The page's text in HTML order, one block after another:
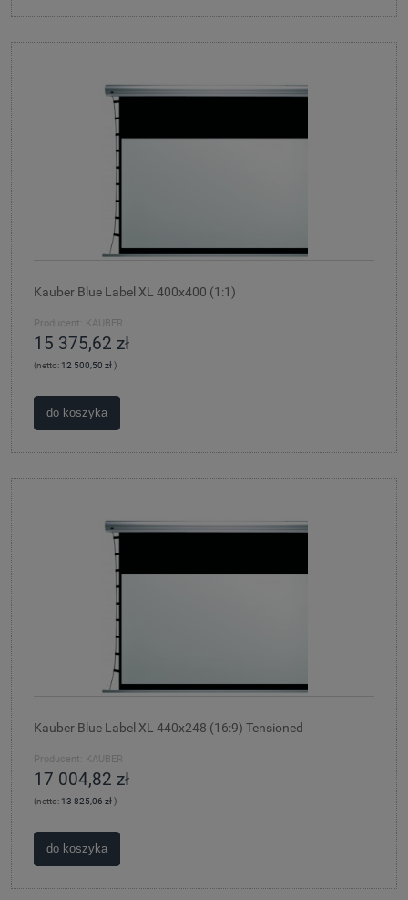
Kauber Blue Label XL 400x400 (1:1)
Producent: KAUBER
15 375,62 zł
(netto: 12 500,50 zł)
do koszyka
Kauber Blue Label XL 440x248 (16:9) Tensioned
Producent: KAUBER
17 004,82 zł
(netto: 13 825,06 zł)
do koszyka